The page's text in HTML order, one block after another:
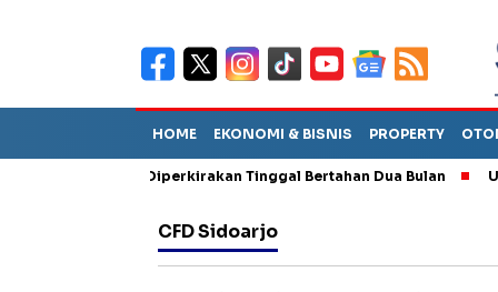
HOME EKONOMI & BISNIS PROPERTY
Sebut TPA Diperkirakan Tinggal Bertahan Dua Bulan Utang
CFD Sidoarjo